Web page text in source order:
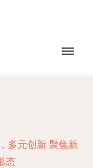
多元创新 聚焦新
态